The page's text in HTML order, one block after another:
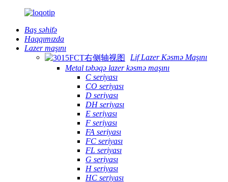
Baş səhifə
Haqqımızda
Lazer maşını
Lif Lazer Kəsmə Maşını
Metal təbəqə lazer kəsmə maşını
C seriyası
CO seriyası
D seriyası
DH seriyası
E seriyası
F seriyası
FA seriyası
FC seriyası
FL seriyası
G seriyası
H seriyası
HC seriyası